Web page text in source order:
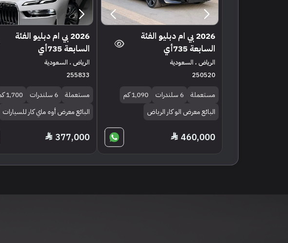
2026 بي ام دبليو الفئة
السابعة 735أي
الرياض ، السعودية
250520
مستعملة 6 سلندرات
1,090 كم
البائع معرض الو كار الرياض
460,000
2026 بي ام دبليو الفئة
السابعة 735أي
الرياض ، السعودية
255833
مستعملة 6 سلندرات
1,700 كم
البائع معرض أوه ماي كار للسيارات
377,000